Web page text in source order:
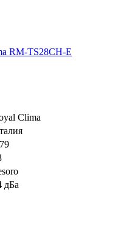
RM-TS28CH-E
Clima
дБа